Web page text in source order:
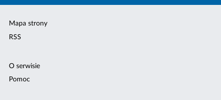
Mapa strony
RSS
O serwisie
Pomoc